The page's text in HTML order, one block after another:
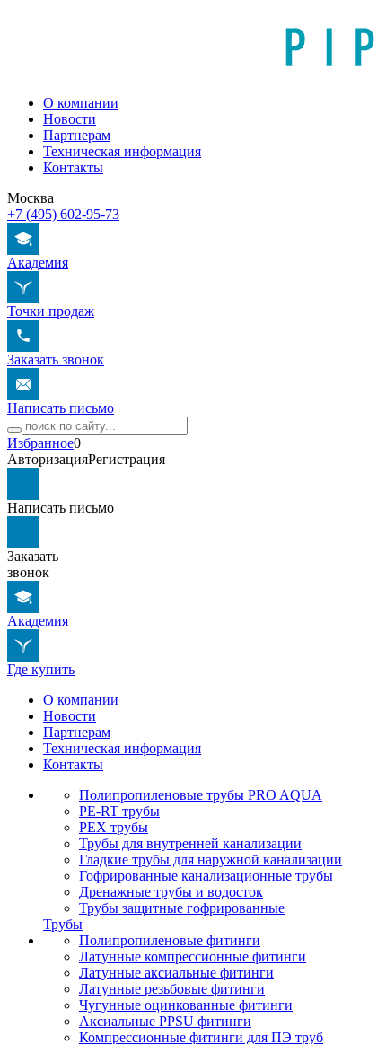
О компании
Новости
Партнерам
Техническая информация
Контакты
Москва
+7 (495) 602-95-73
Академия
Точки продаж
Заказать звонок
Написать письмо
Избранное0
АвторизацияРегистрация
Написать письмо
Заказать
звонок
Академия
Где купить
О компании
Новости
Партнерам
Техническая информация
Контакты
Полипропиленовые трубы PRO AQUA
PE-RT трубы
PEX трубы
Трубы для внутренней канализации
Гладкие трубы для наружной канализации
Гофрированные канализационные трубы
Дренажные трубы и водосток
Трубы защитные гофрированные
Трубы
Полипропиленовые фитинги
Латунные компрессионные фитинги
Латунные аксиальные фитинги
Латунные резьбовые фитинги
Чугунные оцинкованные фитинги
Аксиальные PPSU фитинги
Компрессионные фитинги для ПЭ труб